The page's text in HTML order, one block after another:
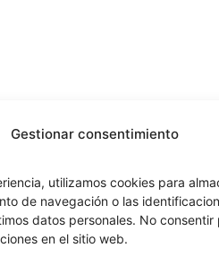
Gestionar consentimiento
utilizamos cookies para
de navegación o las
datos personales. No
en el sitio web.